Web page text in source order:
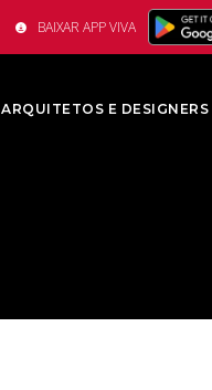
BAIXAR APP VIVA
ARQUITETOS E DESIGNERS